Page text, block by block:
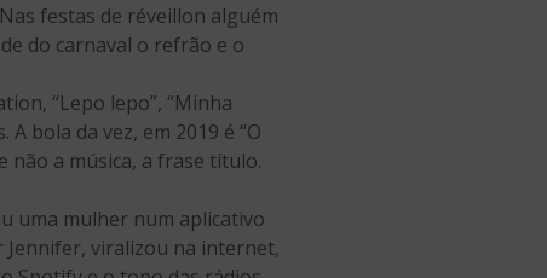
festas de réveillon alguém
do carnaval o refrão e o
“Lepo lepo”, “Minha
bola da vez, em 2019 é “O
não a música, a frase título.
uma mulher num aplicativo
Jennifer, viralizou na internet,